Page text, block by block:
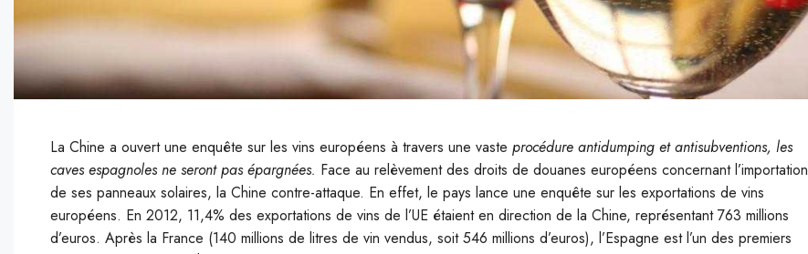
La Chine a ouvert une enquête sur les vins européens à travers une vaste procédure antidumping et antisubventions, les
caves espagnoles ne seront pas épargnées. Face au relèvement des droits de douanes européens concernant l’importation
de ses panneaux solaires, la Chine contre-attaque. En effet, le pays lance une enquête sur les exportations de vins
européens. En 2012, 11,4% des exportations de vins de l’UE étaient en direction de la Chine, représentant 763 millions
d’euros. Après la France (140 millions de litres de vin vendus, soit 546 millions d’euros), l’Espagne est l’un des premiers